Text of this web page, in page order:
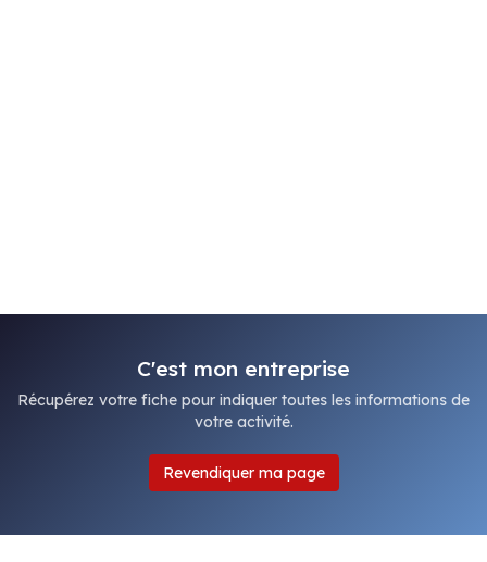
C'est mon entreprise
Récupérez votre fiche pour indiquer toutes les informations de
votre activité.
Revendiquer ma page